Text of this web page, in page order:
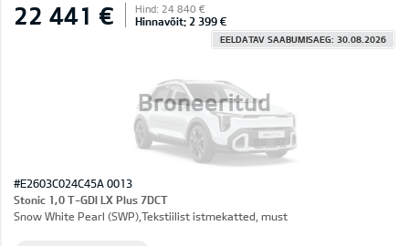
Broneeritud
22 441 € Hind: 24 840 €
Hinnavõit: 2 399 €
EELDATAV SAABUMISAEG: 30.08.2026
#E2603C024C45A 0013
Stonic 1,0 T-GDI LX Plus 7DCT
Snow White Pearl (SWP),Tekstiilist istmekatted, must